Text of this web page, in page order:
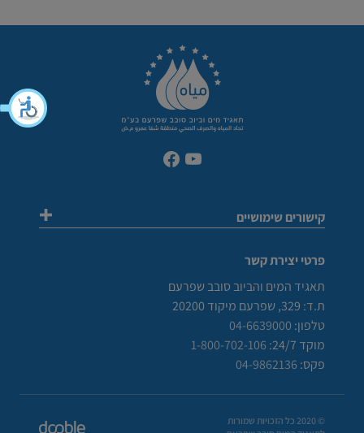
קישורים שימושיים
מכרז ספק יחיד
מכרזים פומביים
בקשה לקבלת מידע (RFI)
תשלומים ותעריפים
הטבות לאוכלוסיות מיוחדות
מדיניות גבייה ואכיפה
הסבר אודות חשבון המים התקופתי
צריכת מים
פרטי יצירת קשר
תאגיד המים והביוב סובב שפרעם
ת.ד: 329, שפרעם מיקוד 20200
טלפון: 04-6639000
מוקד 24/7:
1-800-702-106
פקס: 04-9862136
© 2020 כל הזכויות שמורות